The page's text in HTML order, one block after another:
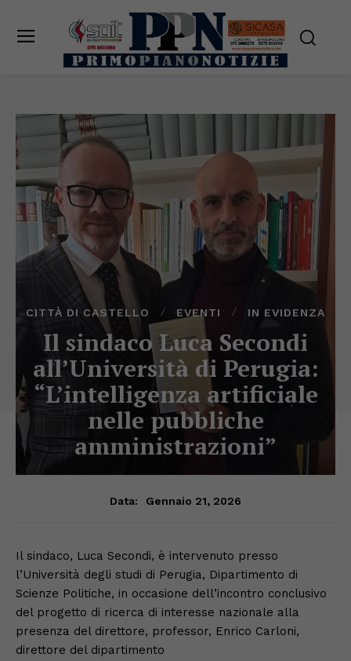
CITTÀ DI CASTELLO EVENTI IN EVIDENZA
Il sindaco Luca Secondi
all’Università di Perugia:
“L’intelligenza artificiale
nelle pubbliche
amministrazioni”
Data: Gennaio 21, 2026
Il sindaco, Luca Secondi, è intervenuto presso
l’Università degli studi di Perugia, Dipartimento di
Scienze Politiche, in occasione dell’incontro conclusivo
del progetto di ricerca di interesse nazionale alla
presenza del direttore, professor, Enrico Carloni,
direttore del dipartimento